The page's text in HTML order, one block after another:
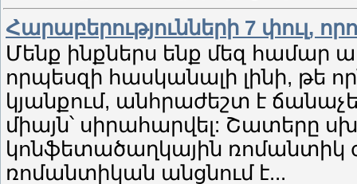
Հարաբերությունների 7 փուլ,
​Մենք ինքներս ենք մեզ համար
որպեսզի հասկանալի լինի, թե
կյանքում, անհրաժեշտ է
միայն՝ սիրահարվել: Շատերը
կոնֆետածաղկային
ռոմանտիկան անցնում է...